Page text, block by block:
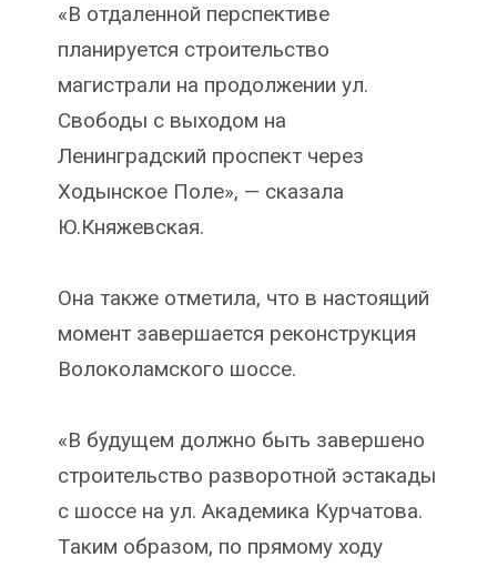
«В отдаленной перспективе
планируется строительство
магистрали на продолжении ул.
Свободы с выходом на
Ленинградский проспект через
Ходынское Поле», — сказала
Ю.Княжевская.
Она также отметила, что в настоящий
момент завершается реконструкция
Волоколамского шоссе.
«В будущем должно быть завершено
строительство разворотной эстакады
с шоссе на ул. Академика Курчатова.
Таким образом, по прямому ходу